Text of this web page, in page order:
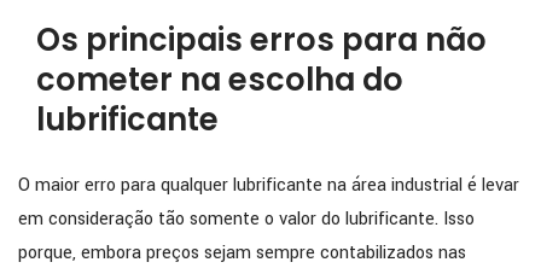
Os principais erros para não
cometer na escolha do
lubrificante
O maior erro para qualquer lubrificante na área industrial é levar
em consideração tão somente o valor do lubrificante. Isso
porque, embora preços sejam sempre contabilizados nas